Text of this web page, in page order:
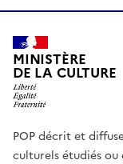
MINISTÈRE
DE LA CULTURE
POP décrit et
culturels étudiés